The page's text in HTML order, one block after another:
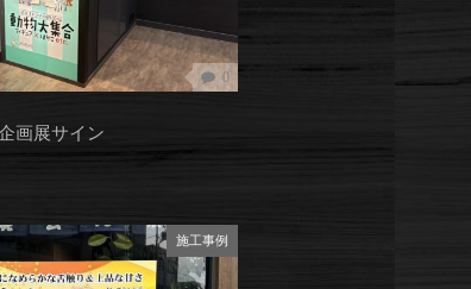
0
画展サイン
施工事例